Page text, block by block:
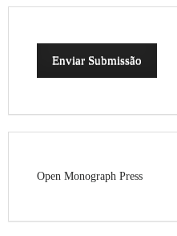
Enviar Submissão
Open Monograph Press